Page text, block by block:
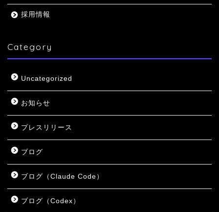
採用情報
Category
Uncategorized
お知らせ
プレスリリース
ブログ
ブログ（Claude Code）
ブログ（Codex）